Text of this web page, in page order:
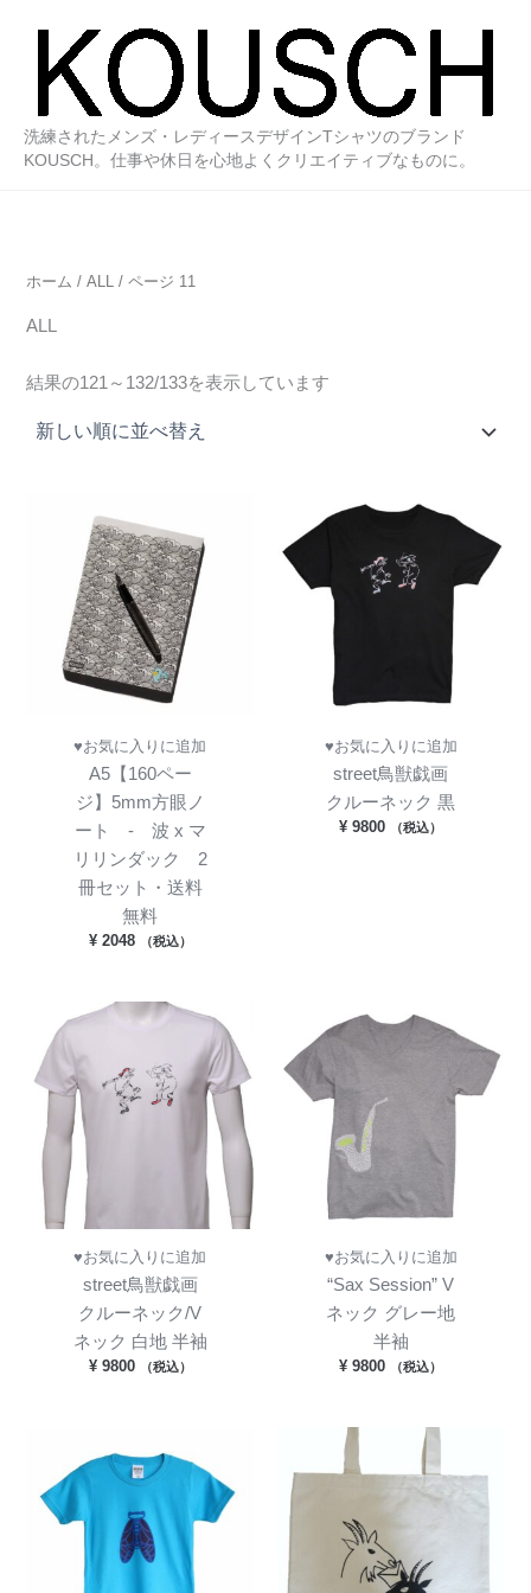
洗練されたメンズ・レディースデザインTシャツのブランド
KOUSCH。仕事や休日を心地よくクリエイティブなものに。
ホーム /ALL / ページ 11
ALL
結果の121～132/133を表示しています
♥お気に入りに追加
A5【160ペー
ジ】5mm方眼ノ
ート - 波 x マ
リリンダック 2
冊セット・送料
無料
¥2048 （税込）
♥お気に入りに追加
street鳥獣戯画
クルーネック 黒
¥ 9800 （税込）
♥お気に入りに追加
street鳥獣戯画
クルーネック/V
ネック 白地 半袖
¥9800 （税込）
♥お気に入りに追加
“Sax Session” V
ネック グレー地
半袖
¥ 9800 （税込）